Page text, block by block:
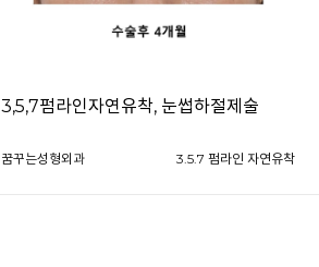
3,5,7펌라인자연유착, 눈썹하절제술
꿈꾸는성형외과 3.5.7 펌라인 자연유착